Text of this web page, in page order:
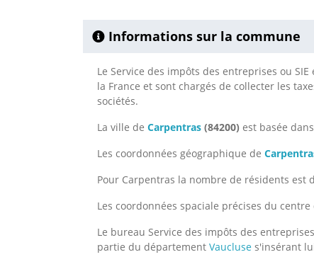
Informations sur la commune
Le Service des impôts des entreprises ou
la France et sont chargés de collecter les
sociétés.
La ville de Carpentras (84200) est basée
Les coordonnées géographique de
Pour Carpentras la nombre de résidents est
Les coordonnées spaciale précises du centre
Le bureau Service des impôts des
partie du département Vaucluse s'insérant